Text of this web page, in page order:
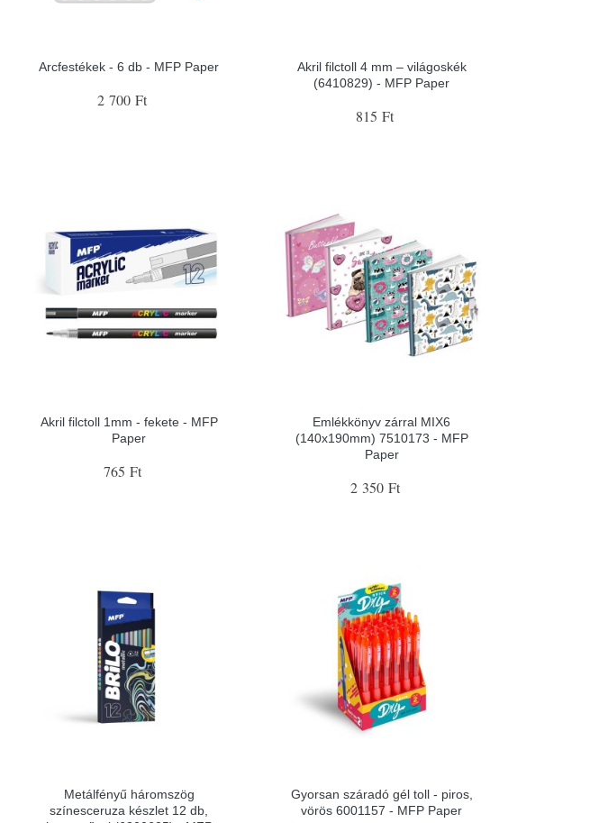
Arcfestékek - 6 db - MFP Paper
2 700 Ft
Akril filctoll 4 mm – világoskék
(6410829) - MFP Paper
815 Ft
Akril filctoll 1mm - fekete - MFP
Paper
765 Ft
Emlékkönyv zárral MIX6
(140x190mm) 7510173 - MFP
Paper
2 350 Ft
Metálfényű háromszög
színesceruza készlet 12 db,
Gyorsan száradó gél toll - piros,
vörös 6001157 - MFP Paper